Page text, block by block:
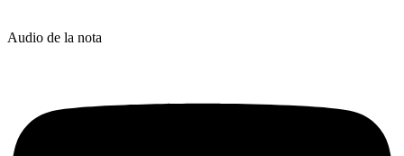
Audio de la nota